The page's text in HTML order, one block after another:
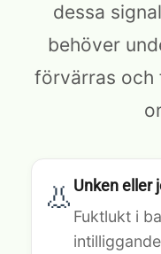
dessa
behöver
förvärras och
👃 Unken eller
Fuktlukt i